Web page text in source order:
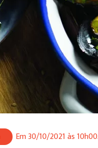
Em 30/10/2021 às 10h00.